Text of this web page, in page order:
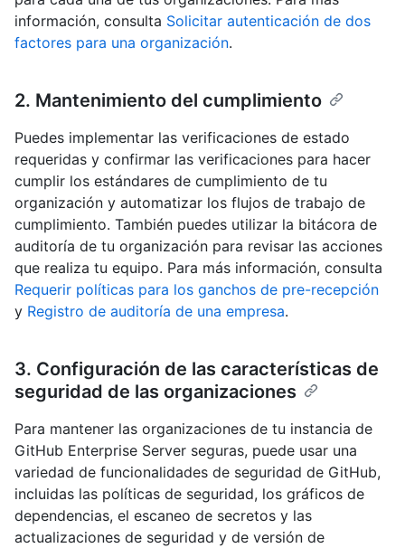
información, consulta Solicitar autenticación de dos
factores para una organización.
2. Mantenimiento del cumplimiento
Puedes implementar las verificaciones de estado
requeridas y confirmar las verificaciones para hacer
cumplir los estándares de cumplimiento de tu
organización y automatizar los flujos de trabajo de
cumplimiento. También puedes utilizar la bitácora de
auditoría de tu organización para revisar las acciones
que realiza tu equipo. Para más información, consulta
Requerir políticas para los ganchos de pre-recepción
y Registro de auditoría de una empresa.
3. Configuración de las características de
seguridad de las organizaciones
Para mantener las organizaciones de tu instancia de
GitHub Enterprise Server seguras, puede usar una
variedad de funcionalidades de seguridad de GitHub,
incluidas las políticas de seguridad, los gráficos de
dependencias, el escaneo de secretos y las
actualizaciones de seguridad y de versión de